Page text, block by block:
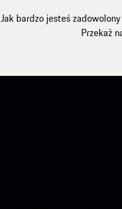
Jak bardzo jesteś
Przekaż